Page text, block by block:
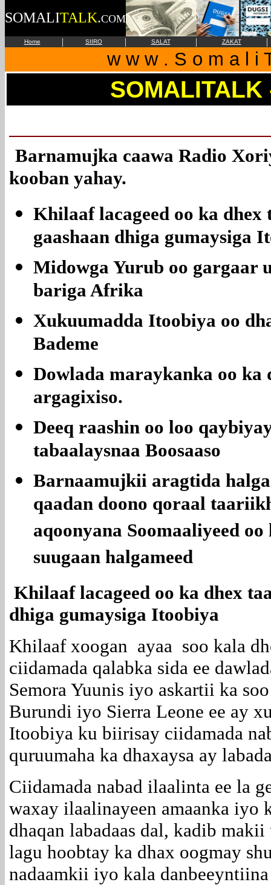
SOMALITALK.COM
Home | SIIRO | SALAT | ZAKAT |
w w w . S o m a l i
Barnamujka caawa Radio
kooban yahay.
Khilaaf lacageed oo ka dhex
gaashaan dhiga gumaysiga
Midowga Yurub oo gargaar
bariga Afrika
Xukuumadda Itoobiya oo
Bademe
Dowlada maraykanka oo ka
argagixiso.
Deeq raashin oo loo
tabaalaysnaa Boosaaso
Barnaamujkii aragtida
qaadan doono qoraal
aqoonyana Soomaaliyeed
suugaan halgameed
Khilaaf lacageed oo ka dhex
dhiga gumaysiga Itoobiya
Khilaaf xoogan ayaa soo kala
ciidamada qalabka sida ee
Semora Yuunis iyo askartii ka
Burundi iyo Sierra Leone ee ay
Itoobiya ku biirisay ciidamada
quruumaha ka dhaxaysa ay
Ciidamada nabad ilaalinta ee la
waxay ilaalinayeen amaanka iyo
dhaqan labadaas dal, kadib
lagu hoobtay ka dhax oogmay
nadaamkii iyo kala